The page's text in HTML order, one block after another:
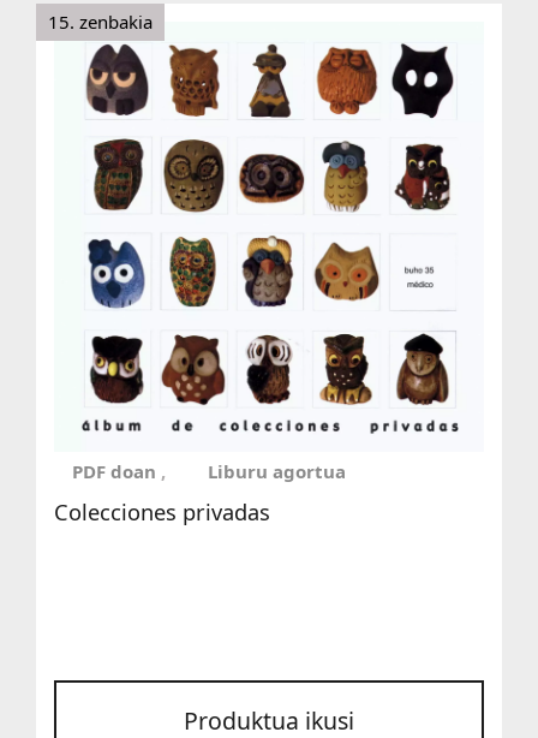
15. zenbakia
PDF doan Liburu agortua
Colecciones privadas
Produktua ikusi